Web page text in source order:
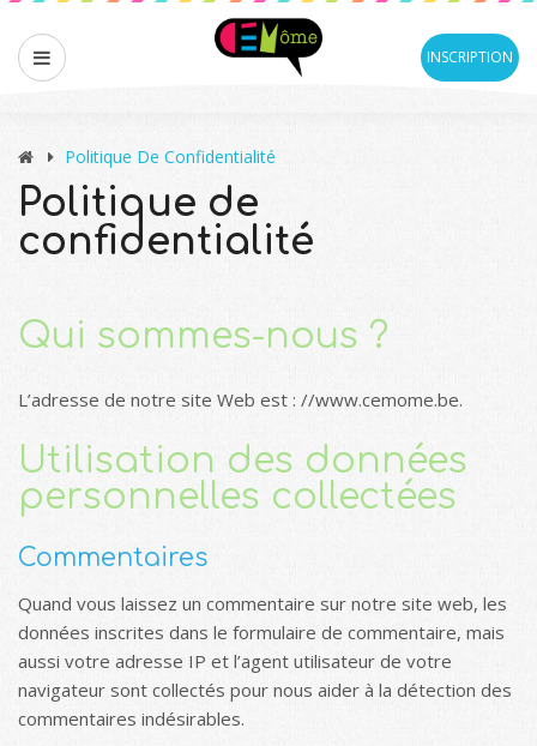
INSCRIPTION
Politique De Confidentialité
Politique de
confidentialité
Qui sommes-nous ?
L’adresse de notre site Web est : //www.cemome.be.
Utilisation des données
personnelles collectées
Commentaires
Quand vous laissez un commentaire sur notre site web, les
données inscrites dans le formulaire de commentaire, mais
aussi votre adresse IP et l’agent utilisateur de votre
navigateur sont collectés pour nous aider à la détection des
commentaires indésirables.